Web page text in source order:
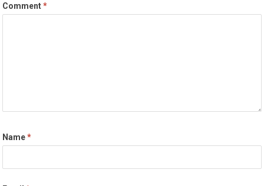
Comment*
Name*